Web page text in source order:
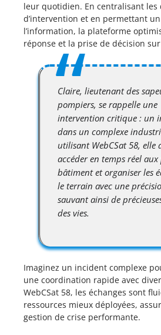
leur quotidien. En centralisant les
d’intervention et en permettant
l’information, la plateforme
réponse et la prise de décision
Claire, lieutenant des
pompiers, se rappelle une
intervention critique : un
dans un complexe
utilisant WebCSat 58, elle
accéder en temps réel
bâtiment et organiser les
le terrain avec une
sauvant ainsi de
des vies.
Imaginez un incident complexe
une coordination rapide avec
WebCSat 58, les échanges sont
ressources mieux déployées,
gestion de crise performante.